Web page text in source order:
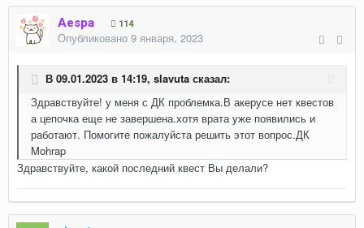
Aespa 114
Опубликовано 9 января, 2023
В 09.01.2023 в 14:19, slavuta сказал:
Здравствуйте! у меня с ДК проблемка.В акерусе нет квестов
а цепочка еще не завершена.хотя врата уже появились и
работают. Помогите пожалуйста решить этот вопрос.ДК
Mohrap
Здравствуйте, какой последний квест Вы делали?